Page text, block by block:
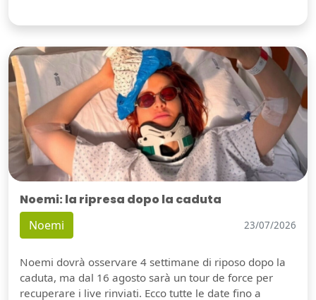
Noemi: la ripresa dopo la caduta
Noemi 23/07/2026
Noemi dovrà osservare 4 settimane di riposo dopo la
caduta, ma dal 16 agosto sarà un tour de force per
recuperare i live rinviati. Ecco tutte le date fino a